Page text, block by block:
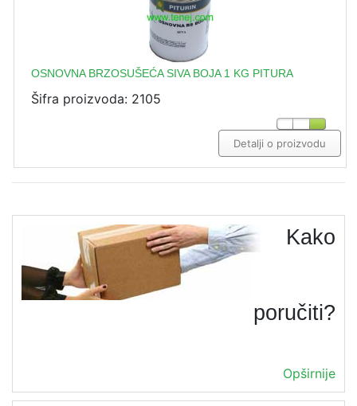
OSNOVNA BRZOSUŠEĆA SIVA BOJA 1 KG PITURA
Šifra proizvoda: 2105
Detalji o proizvodu
Kako
poručiti?
Opširnije